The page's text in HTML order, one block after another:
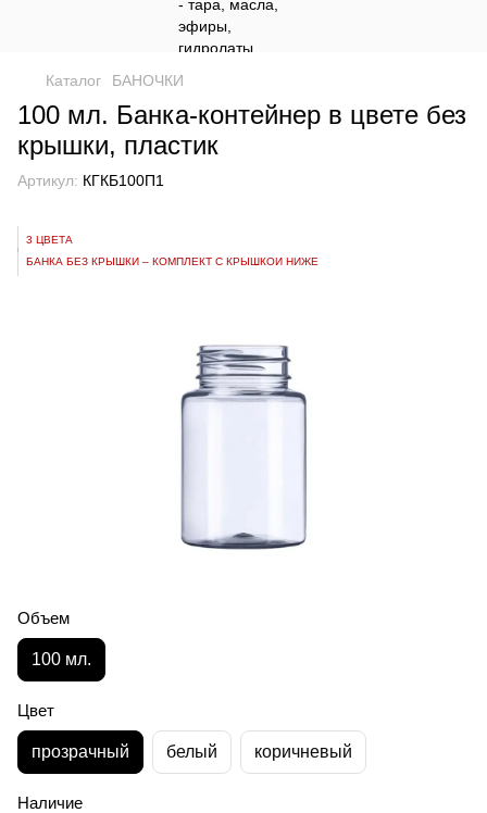
Каталог БАНОЧКИ
100 мл. Банка-контейнер в цвете без
крышки, пластик
Артикул: КГКБ100П1
3 ЦВЕТА
БАНКА БЕЗ КРЫШКИ – КОМПЛЕКТ С КРЫШКОЙ НИЖЕ
Объем
100 мл.
Цвет
прозрачный белый коричневый
Наличие